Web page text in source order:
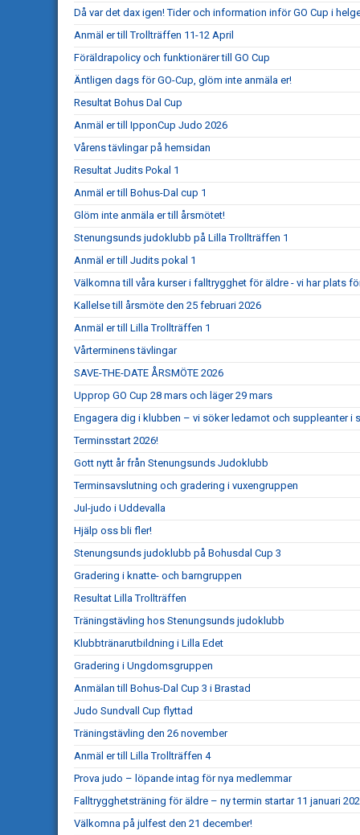
Då var det dax igen! Tider och information inför GO Cup i
Anmäl er till Trollträffen 11-12 April
Föräldrapolicy och funktionärer till GO Cup
Äntligen dags för GO-Cup, glöm inte anmäla er!
Resultat Bohus Dal Cup
Anmäl er till IpponCup Judo 2026
Vårens tävlingar på hemsidan
Resultat Judits Pokal 1
Anmäl er till Bohus-Dal cup 1
Glöm inte anmäla er till årsmötet!
Stenungsunds judoklubb på Lilla Trollträffen 1
Anmäl er till Judits pokal 1
Välkomna till våra kurser i falltrygghet för äldre - vi har plats
Kallelse till årsmöte den 25 februari 2026
Anmäl er till Lilla Trollträffen 1
Vårterminens tävlingar
SAVE-THE-DATE ÅRSMÖTE 2026
Upprop GO Cup 28 mars och läger 29 mars
Engagera dig i klubben – vi söker ledamot och suppleanter i
Terminsstart 2026!
Gott nytt år från Stenungsunds Judoklubb
Terminsavslutning och gradering i vuxengruppen
Jul-judo i Uddevalla
Hjälp oss bli fler!
Stenungsunds judoklubb på Bohusdal Cup 3
Gradering i knatte- och barngruppen
Resultat Lilla Trollträffen
Träningstävling hos Stenungsunds judoklubb
Klubbtränarutbildning i Lilla Edet
Gradering i Ungdomsgruppen
Anmälan till Bohus-Dal Cup 3 i Brastad
Judo Sundvall Cup flyttad
Träningstävling den 26 november
Anmäl er till Lilla Trollträffen 4
Prova judo – löpande intag för nya medlemmar
Falltrygghetsträning för äldre – ny termin startar 11 januari
Välkomna på julfest den 21 december!